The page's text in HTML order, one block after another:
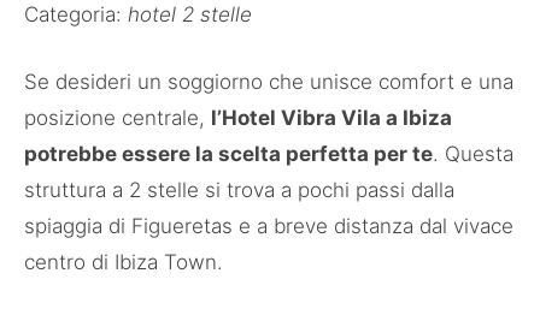
Categoria: hotel 2 stelle
Se desideri un soggiorno che unisce comfort e una
posizione centrale, l’Hotel Vibra Vila a Ibiza
potrebbe essere la scelta perfetta per te. Questa
struttura a 2 stelle si trova a pochi passi dalla
spiaggia di Figueretas e a breve distanza dal vivace
centro di Ibiza Town.